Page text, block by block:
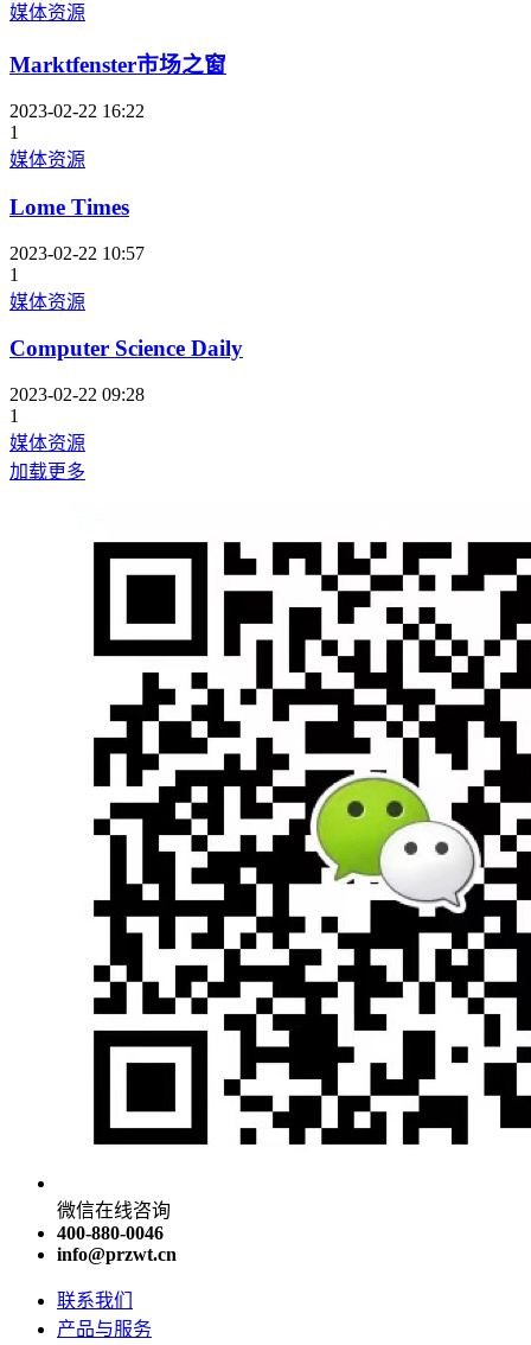
媒体资源
Marktfenster市场之窗
2023-02-22 16:22
1
媒体资源
Lome Times
2023-02-22 10:57
1
媒体资源
Computer Science Daily
2023-02-22 09:28
1
媒体资源
加载更多
微信在线咨询
400-880-0046
info@przwt.cn
联系我们
产品与服务